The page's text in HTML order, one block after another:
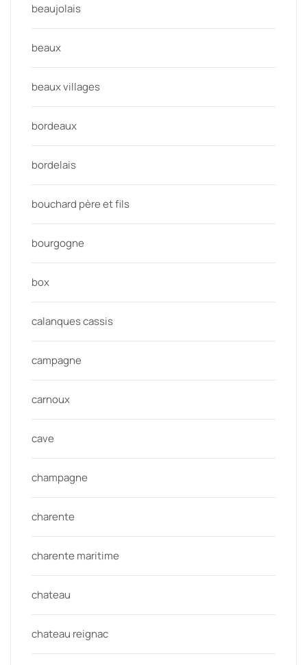
beaujolais
beaux
beaux villages
bordeaux
bordelais
bouchard père et fils
bourgogne
box
calanques cassis
campagne
carnoux
cave
champagne
charente
charente maritime
chateau
chateau reignac